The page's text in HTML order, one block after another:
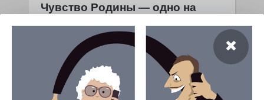
Чувство Родины — одно на
всех
0
Выставка «Палитра героизма» — новый масштабный
проект, на который электростальцев приглашает к
себе Выставочный зал им. Олега Коняшина.